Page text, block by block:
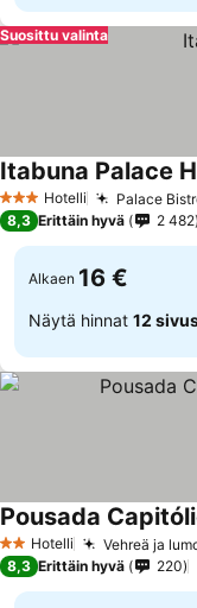
Suosittu valinta
3 Tähtiluokitus
Hotelli Palace
Itabuna Palace
8,3 Erittäin hyvä 2 482
Alkaen 16 €
Näytä hinnat 12
2 Tähtiluokitus
Hotelli Vehreä ja
Pousada
8,3 Erittäin hyvä 220